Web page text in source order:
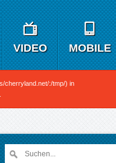
VIDEO MOBILE
cherryland.net/:/tmp/) in